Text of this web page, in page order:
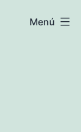
Menú